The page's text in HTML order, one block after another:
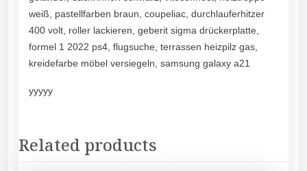
weiß, pastellfarben braun, coupeliac, durchlauferhitzer
400 volt, roller lackieren, geberit sigma drückerplatte,
formel 1 2022 ps4, flugsuche, terrassen heizpilz gas,
kreidefarbe möbel versiegeln, samsung galaxy a21
yyyyy
Related products